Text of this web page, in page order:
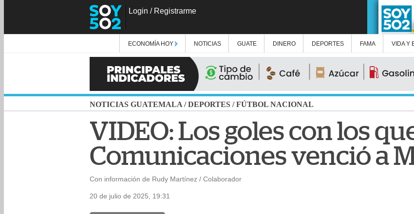
Login / Registrarme
ECONOMÍA HOY NOTICIAS GUATE DINERO DEPORTES FAMA VIDA Y
NOTICIAS GUATEMALA /DEPORTES /FÚTBOL NACIONAL
VIDEO: Los goles con los
Comunicaciones venció a
Con información de Rudy Martínez / Colaborador
20 de julio de 2025, 19:31